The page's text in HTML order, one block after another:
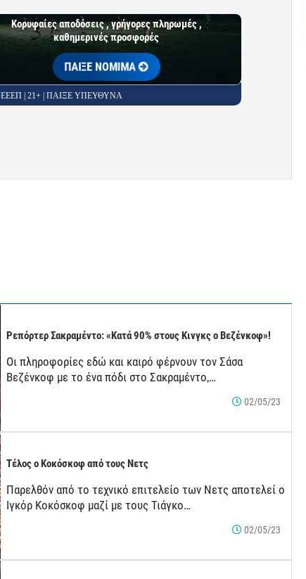
Κορυφαίες αποδόσεις , γρήγορες πληρωμές ,
καθημερινές προσφορές
ΠΑΙΞΕ ΝΟΜΙΜΑ
ΕΕΕΠ | 21+ | ΠΑΙΞΕ ΥΠΕΥΘΥΝΑ
Ρεπόρτερ Σακραμέντο: «Κατά 90% στους Κινγκς ο Βεζένκοφ»!
Οι πληροφορίες εδώ και καιρό φέρνουν τον Σάσα
Βεζένκοφ με το ένα πόδι στο Σακραμέντο,…
02/05/23
Τέλος ο Κοκόσκοφ από τους Νετς
Παρελθόν από το τεχνικό επιτελείο των Νετς αποτελεί ο
Ιγκόρ Κοκόσκοφ μαζί με τους Τιάγκο…
02/05/23